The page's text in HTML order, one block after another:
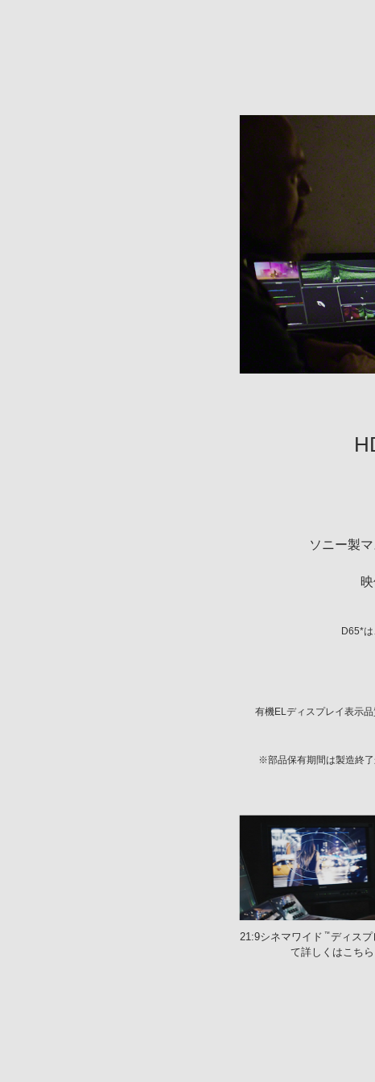
ソニー製
D65*
有機ELディスプレイ表示
※部品保有期間は製造終了
21:9シネマワイド ™ ディス
て詳しくはこちら